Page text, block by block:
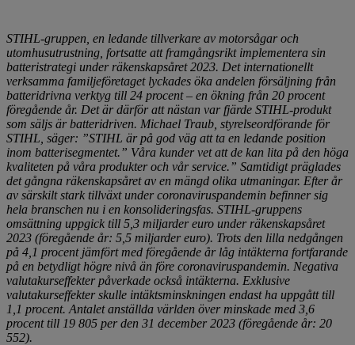
STIHL-gruppen, en ledande tillverkare av motorsågar och
utomhusutrustning, fortsatte att framgångsrikt implementera sin
batteristrategi under räkenskapsåret 2023. Det internationellt
verksamma familjeföretaget lyckades öka andelen försäljning från
batteridrivna verktyg till 24 procent – ​​en ökning från 20 procent
föregående år. Det är därför att nästan var fjärde STIHL-produkt
som säljs är batteridriven. Michael Traub, styrelseordförande för
STIHL, säger: ”STIHL är på god väg att ta en ledande position
inom batterisegmentet.” Våra kunder vet att de kan lita på den höga
kvaliteten på våra produkter och vår service.” Samtidigt präglades
det gångna räkenskapsåret av en mängd olika utmaningar. Efter år
av särskilt stark tillväxt under coronaviruspandemin befinner sig
hela branschen nu i en konsolideringsfas. STIHL-gruppens
omsättning uppgick till 5,3 miljarder euro under räkenskapsåret
2023 (föregående år: 5,5 miljarder euro). Trots den lilla nedgången
på 4,1 procent jämfört med föregående år låg intäkterna fortfarande
på en betydligt högre nivå än före coronaviruspandemin. Negativa
valutakurseffekter påverkade också intäkterna. Exklusive
valutakurseffekter skulle intäktsminskningen endast ha uppgått till
1,1 procent. Antalet anställda världen över minskade med 3,6
procent till 19 805 per den 31 december 2023 (föregående år: 20
552).